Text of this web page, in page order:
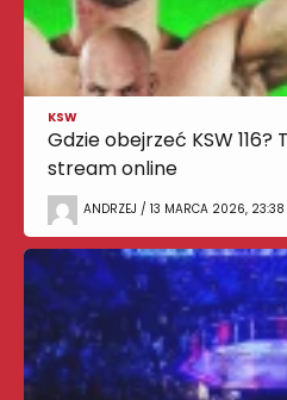
KSW
Gdzie obejrzeć KSW 116?
stream online
ANDRZEJ / 13 MARCA 2026, 23:38